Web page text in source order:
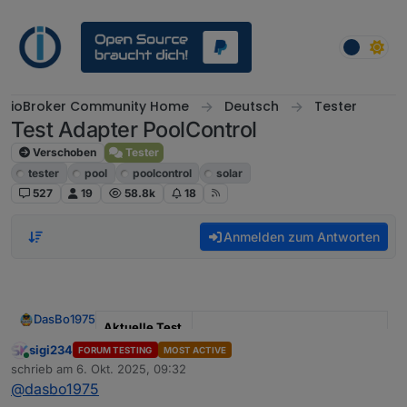
ioBroker Community Home Deutsch Tester
Test Adapter PoolControl
Verschoben
Tester
tester
pool poolcontrol
solar
527
19 58.8k 18
Anmelden zum Antworten
DasBo1975
Aktuelle Test
Version
1.4.1
Veröffentlichu
Online
sigi234 FORUM TESTING MOST ACTIVE
schrieb am 6. Okt. 2025, 09:32
zuletzt editiert von
@dasbo1975